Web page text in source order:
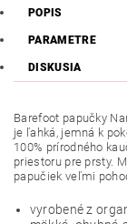
POPIS
PARAMETRE
DISKUSIA
Barefoot papučky
je ľahká, jemná k
100% prírodného
priestoru pre prsty.
papučiek veľmi
vyrobené z